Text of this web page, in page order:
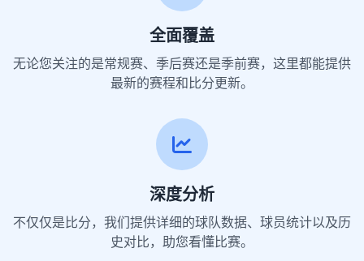
全面覆盖
无论您关注的是常规赛、季后赛还是季前赛，这里都能提供
最新的赛程和比分更新。
深度分析
不仅仅是比分，我们提供详细的球队数据、球员统计以及历
史对比，助您看懂比赛。